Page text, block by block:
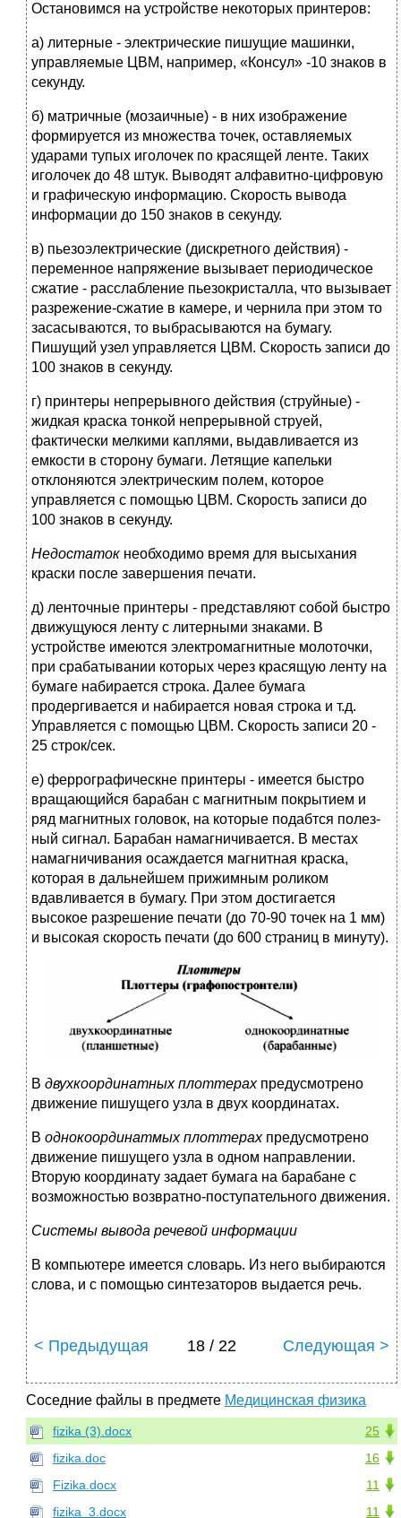
Остановимся на устройстве некоторых принтеров:
а) литерные - электрические пишущие машинки,
управляемые ЦВМ, например, «Консул» -10 знаков в
секунду.
б) матричные (мозаичные) - в них изображение
формируется из множества точек, оставляемых
ударами тупых иголочек по красящей ленте. Таких
иголочек до 48 штук. Выводят алфавитно-цифровую
и графическую информацию. Скорость вывода
информации до 150 знаков в секунду.
в) пьезоэлектрические (дискретного действия) -
переменное напряжение вызывает периодическое
сжатие - расслабление пьезокристалла, что вызывает
разрежение-сжатие в камере, и чернила при этом то
засасываются, то выб­расываются на бумагу.
Пишущий узел управляется ЦВМ. Скорость записи до
100 знаков в секунду.
г) принтеры непрерывного действия (струйные) -
жидкая краска тонкой непрерывной струей,
фактически мелкими каплями, выдавливается из
емкости в сторону бумаги. Летящие капельки
отклоняются электрическим полем, которое
управляется с помощью ЦВМ. Скорость записи до
100 знаков в секунду.
Недостаток необходимо время для высыхания
краски после завершения печати.
д) ленточные принтеры - представляют собой быстро
движущуюся ленту с литерными знаками. В
устройстве имеются электромагнитные молоточки,
при срабатывании которых через красящую ленту на
бумаге набирается строка. Далее бумага
продергивается и набирается новая строка и т.д.
Управляется с по­мощью ЦВМ. Скорость записи 20 -
25 строк/сек.
е) феррографическне принтеры - имеется быстро
вращающийся барабан с магнитным покрытием и
ряд магнитных головок, на которые подабтся полез­
ный сигнал. Барабан намагничивается. В местах
намагничивания осаждается магнитная краска,
которая в дальнейшем прижимным роликом
вдавливается в бумагу. При этом достигается
высокое разрешение печати (до 70-90 точек на 1 мм)
и высокая скорость печати (до 600 страниц в минуту).
В двухкоординатных плоттерахпредусмотрено
движение пишущего узла в двух координатах.
В однокоординатмых плоттерахпредусмотрено
движение пишущего узла в одном направлении.
Вторую координату задает бумага на барабане с
возможностью возвратно-поступательного движения.
Системы вывода речевой информации
В компьютере имеется словарь. Из него выбираются
слова, и с помощью синтезаторов выдается речь.
< Предыдущая 18 / 22 Следующая >
Соседние файлы в предмете Медицинская физика
25
fizika (3).docx
16
fizika.doc
11
Fizika.docx
11
fizika_3.docx